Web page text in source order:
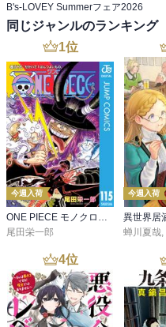
B's-LOVEY Summerフェア2026
同じジャンルのランキング
1位
今週入荷
ONE PIECE モノクロ版 115
尾田栄一郎
今週入荷
蝉川夏哉,
4位